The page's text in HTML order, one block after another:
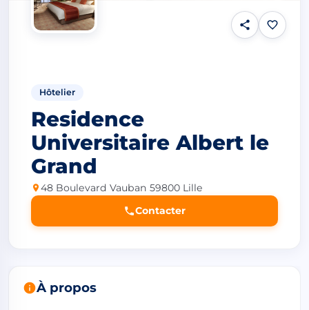
Hôtelier
Residence
Universitaire Albert le
Grand
48 Boulevard Vauban 59800 Lille
Contacter
À propos